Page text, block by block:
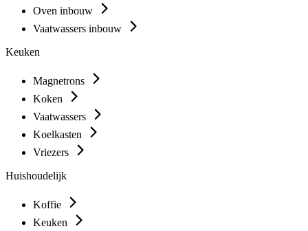
Oven inbouw
Vaatwassers inbouw
Keuken
Magnetrons
Koken
Vaatwassers
Koelkasten
Vriezers
Huishoudelijk
Koffie
Keuken